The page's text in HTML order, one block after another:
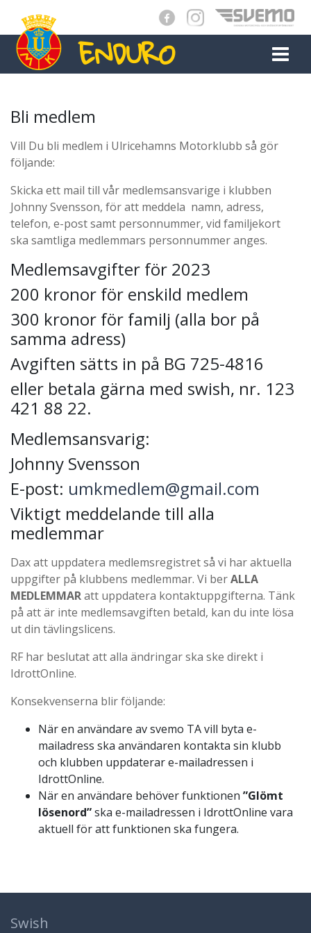
MAIN NAVIGATION
ENDURO
Bli medlem
Vill Du bli medlem i Ulricehamns Motorklubb så gör
följande:
Skicka ett mail till vår medlemsansvarige i klubben
Johnny Svensson, för att meddela namn, adress,
telefon, e-post samt personnummer, vid familjekort
ska samtliga medlemmars personnummer anges.
Medlemsavgifter för 2023
200 kronor för enskild medlem
300 kronor för familj (alla bor på
samma adress)
Avgiften sätts in på BG 725-4816
eller betala gärna med swish, nr. 123
421 88 22.
Medlemsansvarig:
Johnny Svensson
E-post: umkmedlem@gmail.com
Viktigt meddelande till alla
medlemmar
Dax att uppdatera medlemsregistret så vi har aktuella
uppgifter på klubbens medlemmar. Vi berALLA
MEDLEMMARatt uppdatera kontaktuppgifterna. Tänk
på att är inte medlemsavgiften betald, kan du inte lösa
ut din tävlingslicens.
RF har beslutat att alla ändringar ska ske direkt i
IdrottOnline.
Konsekvenserna blir följande:
När en användare av svemo TA vill byta e-
mailadress ska användaren kontakta sin klubb
och klubben uppdaterar e-mailadressen i
IdrottOnline.
När en användare behöver funktionen ”Glömt
lösenord”ska e-mailadressen i IdrottOnline vara
aktuell för att funktionen ska fungera.
Swish